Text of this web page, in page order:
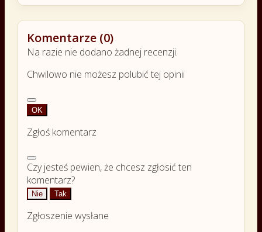
Komentarze (0)
Na razie nie dodano żadnej recenzji.
Chwilowo nie możesz polubić tej opinii
OK
Zgłoś komentarz
Czy jesteś pewien, że chcesz zgłosić ten
komentarz?
Nie Tak
Zgłoszenie wysłane